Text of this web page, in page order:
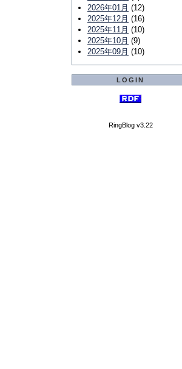
2026年01月 (12)
2025年12月 (16)
2025年11月 (10)
2025年10月 (9)
2025年09月 (10)
LOGIN
RingBlog v3.22